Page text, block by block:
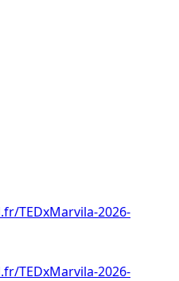
TEDxMarvila-2026-
TEDxMarvila-2026-